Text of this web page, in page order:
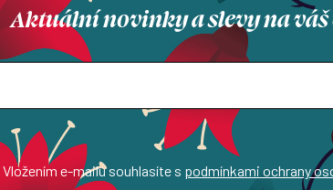
Aktuální novinky a slevy na
Vložením e-mailu souhlasíte s podmínkami ochrany